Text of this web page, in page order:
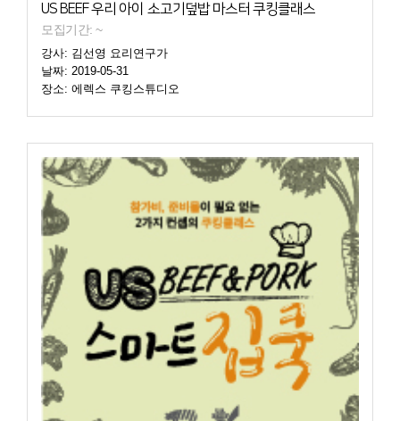
US BEEF 우리 아이 소고기덮밥 마스터 쿠킹클래스
모집기간: ~
강사: 김선영 요리연구가
날짜: 2019-05-31
장소: 에렉스 쿠킹스튜디오